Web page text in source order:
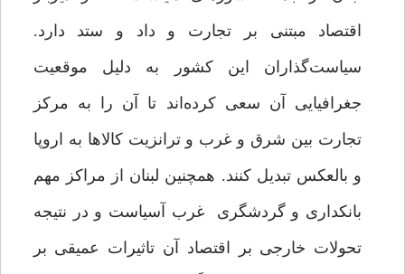
اقتصاد مبتنی بر تجارت و داد و ستد دارد.
سیاست‌گذاران این کشور به دلیل موقعیت
جغرافیایی آن سعی کرده‌اند تا آن را به مرکز
تجارت بین شرق و غرب و ترانزیت کالاها به اروپا
و بالعکس تبدیل کنند. همچنین لبنان از مراکز مهم
بانکداری و گردشگری غرب آسیاست و در نتیجه
تحولات خارجی بر اقتصاد آن تاثیرات عمیقی بر